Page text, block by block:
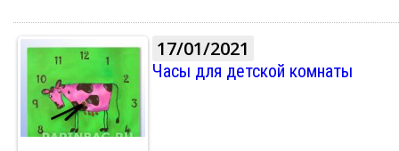
17/01/2021
Часы для детской комнаты